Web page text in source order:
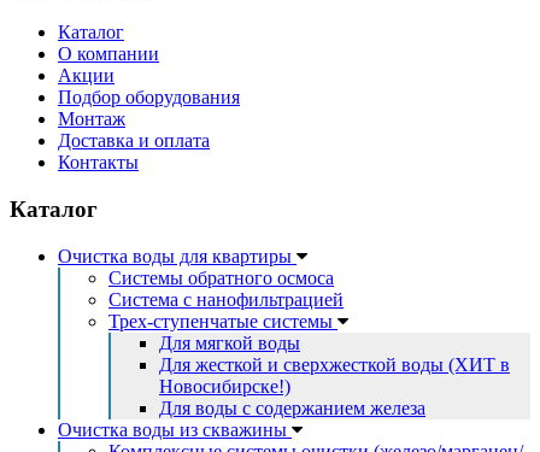
Каталог
О компании
Акции
Подбор оборудования
Монтаж
Доставка и оплата
Контакты
Каталог
Очистка воды для квартиры
Системы обратного осмоса
Система с нанофильтрацией
Трех-ступенчатые системы
Для мягкой воды
Для жесткой и сверхжесткой воды (ХИТ в
Новосибирске!)
Для воды с содержанием железа
Очистка воды из скважины